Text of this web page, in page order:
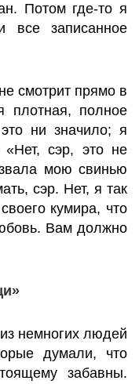
Потом где-то я
все записанное
смотрит прямо в
плотная, полное
ни значило; я
«Нет, сэр, это не
мою свинью
сэр. Нет, я так
кумира, что
Вам должно
немногих людей
думали, что
забавны.